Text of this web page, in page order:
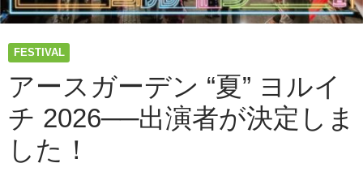
の
特
ロ
ー
ラ
ー
FESTIVAL
アースガーデン “夏” ヨルイ
チ 2026──出演者が決定しま
した！